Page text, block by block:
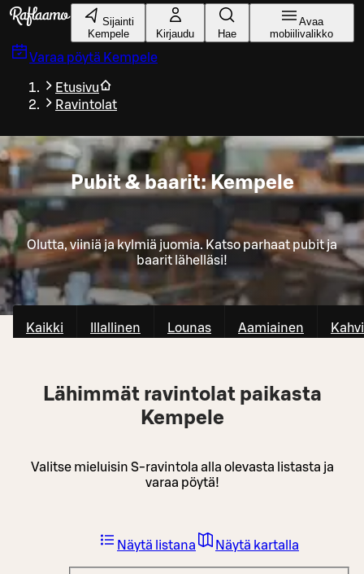
Siirry pääsisältöön
Sijainti
Kempele
Kirjaudu Hae
Avaa
mobiilivalikko
Varaa pöytä Kempele
Etusivu
Ravintolat
Pubit & baarit: Kempele
Olutta, viiniä ja kylmiä juomia. Katso parhaat pubit ja
baarit lähelläsi!
Kaikki Illallinen Lounas Aamiainen
Lähimmät ravintolat paikasta
Kempele
Valitse mieluisin S-ravintola alla olevasta listasta ja
varaa pöytä!
Näytä listana Näytä kartalla